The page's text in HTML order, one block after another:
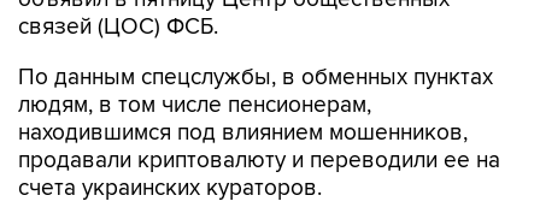
связей (ЦОС) ФСБ.
По данным спецслужбы, в обменных пунктах
людям, в том числе пенсионерам,
находившимся под влиянием мошенников,
продавали криптовалюту и переводили ее на
счета украинских кураторов.